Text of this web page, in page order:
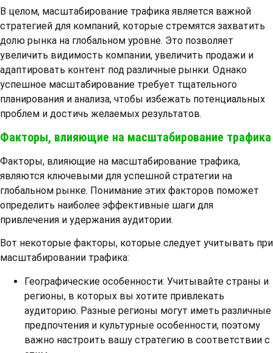
В целом, масштабирование трафика является важной
стратегией для компаний, которые стремятся захватить
долю рынка на глобальном уровне. Это позволяет
увеличить видимость компании, увеличить продажи и
адаптировать контент под различные рынки. Однако
успешное масштабирование требует тщательного
планирования и анализа, чтобы избежать потенциальных
проблем и достичь желаемых результатов.
Факторы, влияющие на масштабирование трафика
Факторы, влияющие на масштабирование трафика,
являются ключевыми для успешной стратегии на
глобальном рынке. Понимание этих факторов поможет
определить наиболее эффективные шаги для
привлечения и удержания аудитории.
Вот некоторые факторы, которые следует учитывать при
масштабировании трафика:
Географические особенности: Учитывайте страны и
регионы, в которых вы хотите привлекать
аудиторию. Разные регионы могут иметь различные
предпочтения и культурные особенности, поэтому
важно настроить вашу стратегию в соответствии с